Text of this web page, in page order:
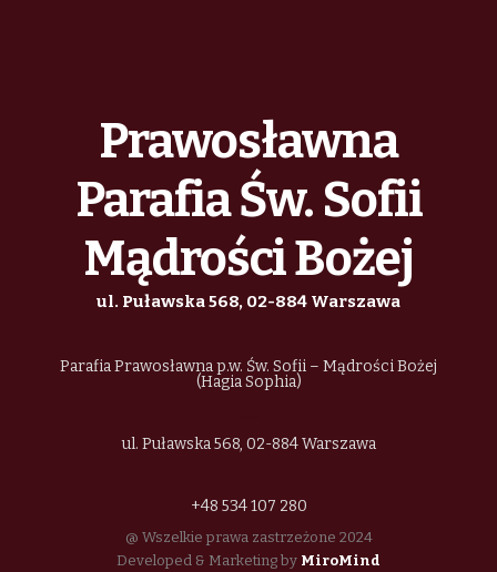
Prawosławna
Parafia Św. Sofii
Mądrości Bożej
ul. Puławska 568, 02-884 Warszawa
Parafia Prawosławna p.w. Św. Sofii – Mądrości Bożej
(Hagia Sophia)
ul. Puławska 568, 02-884 Warszawa
+48 534 107 280
@ Wszelkie prawa zastrzeżone 2024
Developed & Marketing by MiroMind